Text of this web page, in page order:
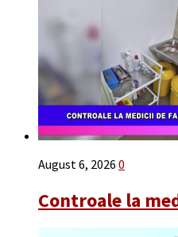
August 6, 2026 0
Controale la